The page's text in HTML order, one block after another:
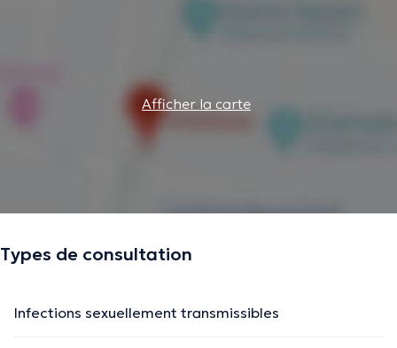
Afficher la carte
Types de consultation
Infections sexuellement transmissibles